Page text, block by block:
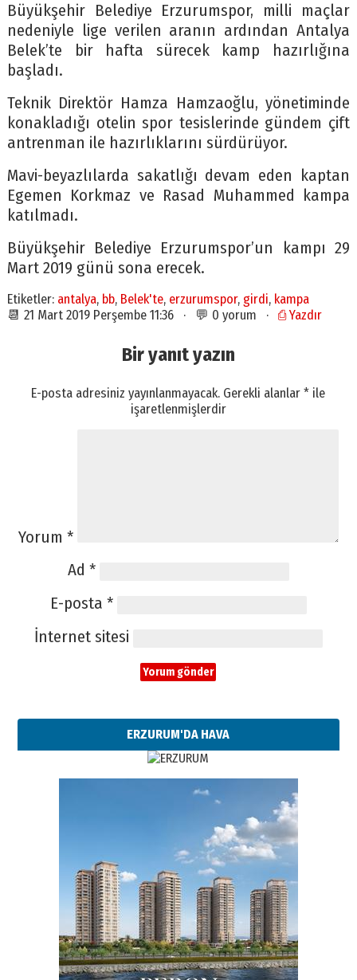
Büyükşehir Belediye Erzurumspor, milli maçlar
nedeniyle lige verilen aranın ardından Antalya
Belek’te bir hafta sürecek kamp hazırlığına
başladı.
Teknik Direktör Hamza Hamzaoğlu, yönetiminde
konakladığı otelin spor tesislerinde gündem çift
antrenman ile hazırlıklarını sürdürüyor.
Mavi-beyazlılarda sakatlığı devam eden kaptan
Egemen Korkmaz ve Rasad Muhammed kampa
katılmadı.
Büyükşehir Belediye Erzurumspor’un kampı 29
Mart 2019 günü sona erecek.
Etiketler: antalya, bb, Belek'te, erzurumspor, girdi, kampa
📆 21 Mart 2019 Perşembe 11:36 · 💬 0 yorum · ⎙ Yazdır
Bir yanıt yazın
E-posta adresiniz yayınlanmayacak. Gerekli alanlar* ile
işaretlenmişlerdir
Yorum *
Ad *
E-posta *
İnternet sitesi
ERZURUM'DA HAVA